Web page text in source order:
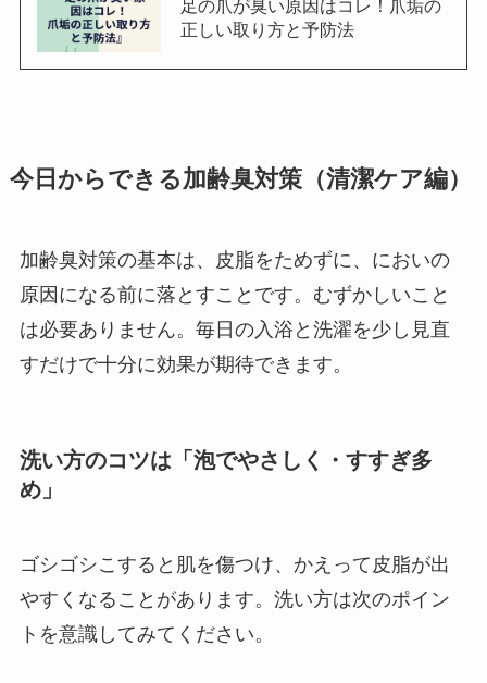
足の爪が臭い原因はコレ！爪垢の
正しい取り方と予防法
今日からできる加齢臭対策（清潔ケア編）
加齢臭対策の基本は、皮脂をためずに、においの
原因になる前に落とすことです。むずかしいこと
は必要ありません。毎日の入浴と洗濯を少し見直
すだけで十分に効果が期待できます。
洗い方のコツは「泡でやさしく・すすぎ多
め」
ゴシゴシこすると肌を傷つけ、かえって皮脂が出
やすくなることがあります。洗い方は次のポイン
トを意識してみてください。